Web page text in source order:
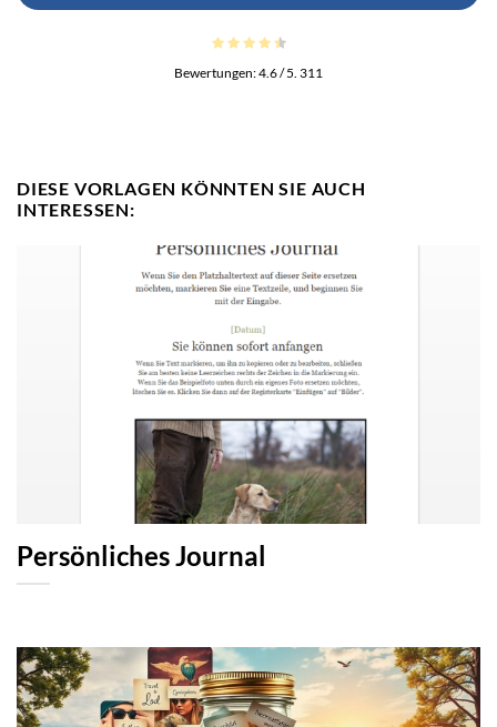
Bewertungen:4.6/ 5. 311
DIESE VORLAGEN KÖNNTEN SIE AUCH
INTERESSEN:
Persönliches Journal